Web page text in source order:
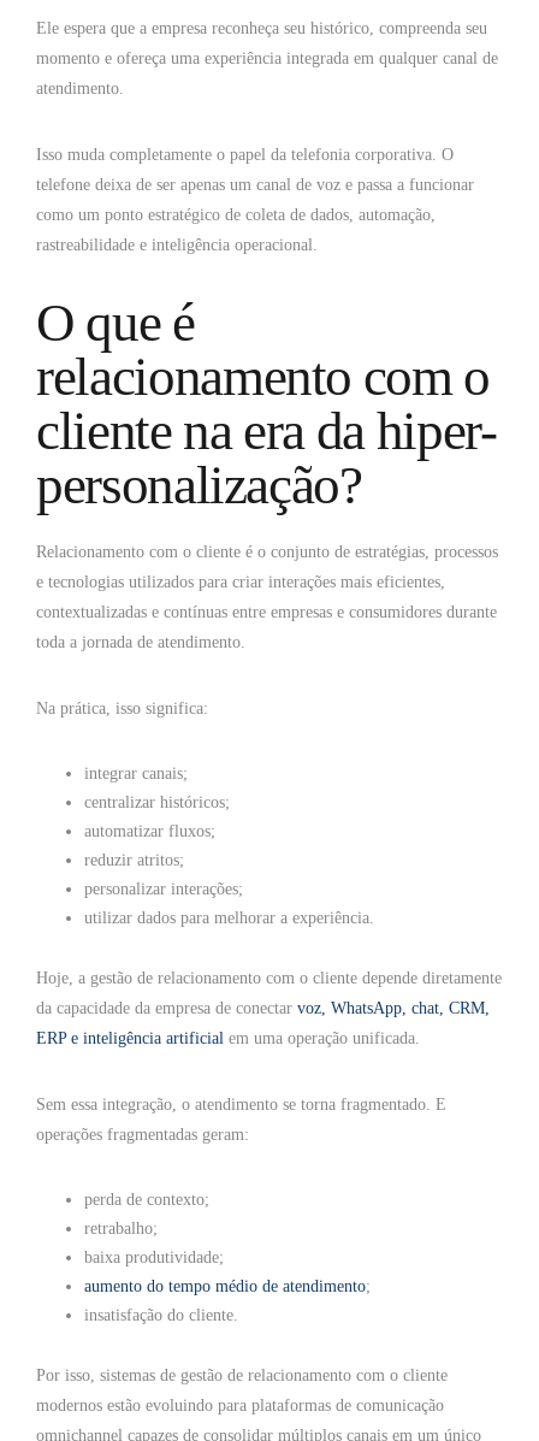
Ele espera que a empresa reconheça seu histórico, compreenda seu
momento e ofereça uma experiência integrada em qualquer canal de
atendimento.
Isso muda completamente o papel da telefonia corporativa. O
telefone deixa de ser apenas um canal de voz e passa a funcionar
como um ponto estratégico de coleta de dados, automação,
rastreabilidade e inteligência operacional.
O que é
relacionamento com o
cliente na era da hiper-
personalização?
Relacionamento com o cliente é o conjunto de estratégias, processos
e tecnologias utilizados para criar interações mais eficientes,
contextualizadas e contínuas entre empresas e consumidores durante
toda a jornada de atendimento.
Na prática, isso significa:
integrar canais;
centralizar históricos;
automatizar fluxos;
reduzir atritos;
personalizar interações;
utilizar dados para melhorar a experiência.
Hoje, a gestão de relacionamento com o cliente depende diretamente
da capacidade da empresa de conectar voz, WhatsApp, chat, CRM,
ERP e inteligência artificial em uma operação unificada.
Sem essa integração, o atendimento se torna fragmentado. E
operações fragmentadas geram:
perda de contexto;
retrabalho;
baixa produtividade;
aumento do tempo médio de atendimento;
insatisfação do cliente.
Por isso, sistemas de gestão de relacionamento com o cliente
modernos estão evoluindo para plataformas de comunicação
omnichannel capazes de consolidar múltiplos canais em um único